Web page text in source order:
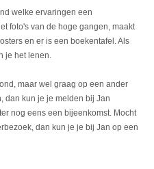
welke ervaringen een
foto's van de hoge gangen, maakt
en er is een boekentafel. Als
je het lenen.
maar wel graag op een ander
dan kun je je melden bij Jan
nog eens een bijeenkomst. Mocht
dan kun je je bij Jan op een